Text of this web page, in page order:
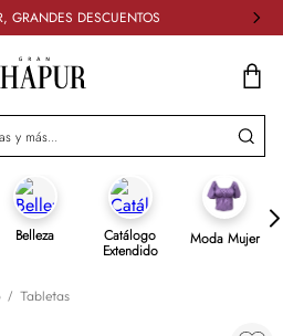
GRANDES DESCUENTOS
y más...
Belleza Catálogo
Extendido
Moda Mujer
Tabletas